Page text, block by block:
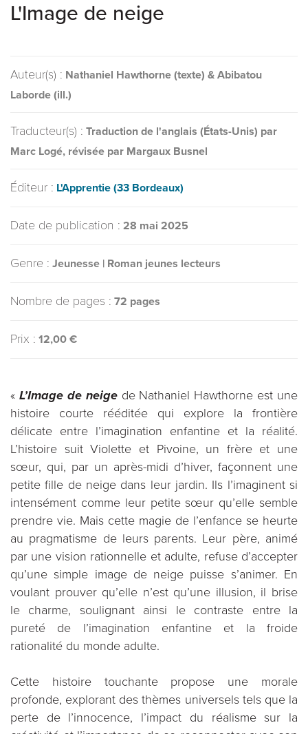
L'Image de neige
Auteur(s) : Nathaniel Hawthorne (texte) & Abibatou
Laborde (ill.)
Traducteur(s) : Traduction de l'anglais (États-Unis) par
Marc Logé, révisée par Margaux Busnel
Éditeur : L'Apprentie (33 Bordeaux)
Date de publication : 28 mai 2025
Genre : Jeunesse | Roman jeunes lecteurs
Nombre de pages : 72 pages
Prix : 12,00 €
« L’Image de neigede Nathaniel Hawthorne est une
histoire courte rééditée qui explore la frontière
délicate entre l’imagination enfantine et la réalité.
L’histoire suit Violette et Pivoine, un frère et une
sœur, qui, par un après-midi d’hiver, façonnent une
petite fille de neige dans leur jardin. Ils l’imaginent si
intensément comme leur petite sœur qu’elle semble
prendre vie. Mais cette magie de l’enfance se heurte
au pragmatisme de leurs parents. Leur père, animé
par une vision rationnelle et adulte, refuse d’accepter
qu’une simple image de neige puisse s’animer. En
voulant prouver qu’elle n’est qu’une illusion, il brise
le charme, soulignant ainsi le contraste entre la
pureté de l’imagination enfantine et la froide
rationalité du monde adulte.
Cette histoire touchante propose une morale
profonde, explorant des thèmes universels tels que la
perte de l’innocence, l’impact du réalisme sur la